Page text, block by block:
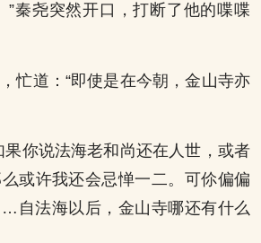
”秦尧突然开口，打断了他的喋喋
忙道：“即使是在今朝，金山寺亦
果你说法海老和尚还在人世，或者
或许我还会忌惮一二。可伱偏偏
自法海以后，金山寺哪还有什么